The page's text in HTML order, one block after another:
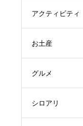
アクティビティ
お土産
グルメ
シロアリ